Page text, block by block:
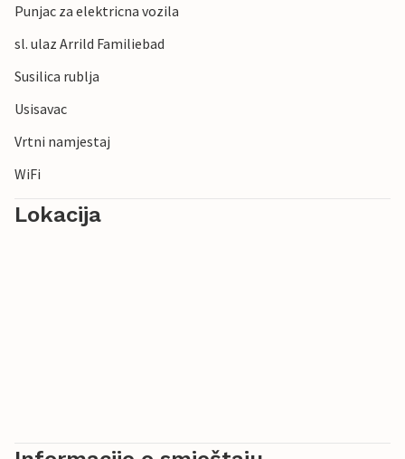
Punjac za elektricna vozila
sl. ulaz Arrild Familiebad
Susilica rublja
Usisavac
Vrtni namjestaj
WiFi
Lokacija